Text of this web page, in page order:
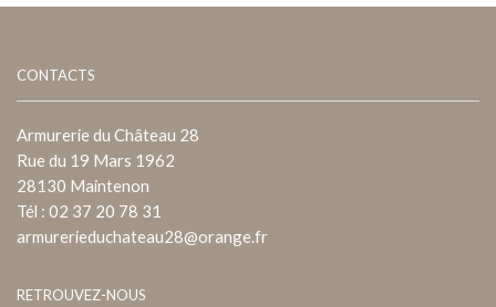
CONTACTS
Armurerie du Château 28
Rue du 19 Mars 1962
28130 Maintenon
Tél : 02 37 20 78 31
armurerieduchateau28@orange.fr
RETROUVEZ-NOUS